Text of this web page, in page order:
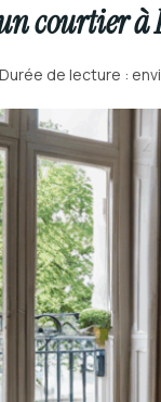
courtier
Durée de lecture :